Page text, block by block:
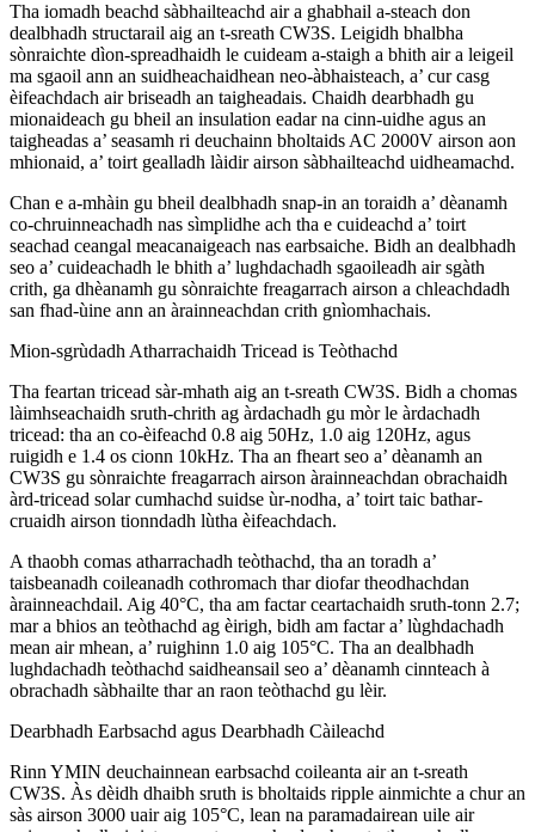
Tha iomadh beachd sàbhailteachd air a ghabhail a-steach don
dealbhadh structarail aig an t-sreath CW3S. Leigidh bhalbha
sònraichte dìon-spreadhaidh le cuideam a-staigh a bhith air a leigeil
ma sgaoil ann an suidheachaidhean neo-àbhaisteach, a’ cur casg
èifeachdach air briseadh an taigheadais. Chaidh dearbhadh gu
mionaideach gu bheil an insulation eadar na cinn-uidhe agus an
taigheadas a’ seasamh ri deuchainn bholtaids AC 2000V airson aon
mhionaid, a’ toirt gealladh làidir airson sàbhailteachd uidheamachd.
Chan e a-mhàin gu bheil dealbhadh snap-in an toraidh a’ dèanamh
co-chruinneachadh nas sìmplidhe ach tha e cuideachd a’ toirt
seachad ceangal meacanaigeach nas earbsaiche. Bidh an dealbhadh
seo a’ cuideachadh le bhith a’ lughdachadh sgaoileadh air sgàth
crith, ga dhèanamh gu sònraichte freagarrach airson a chleachdadh
san fhad-ùine ann an àrainneachdan crith gnìomhachais.
Mion-sgrùdadh Atharrachaidh Tricead is Teòthachd
Tha feartan tricead sàr-mhath aig an t-sreath CW3S. Bidh a chomas
làimhseachaidh sruth-chrith ag àrdachadh gu mòr le àrdachadh
tricead: tha an co-èifeachd 0.8 aig 50Hz, 1.0 aig 120Hz, agus
ruigidh e 1.4 os cionn 10kHz. Tha an fheart seo a’ dèanamh an
CW3S gu sònraichte freagarrach airson àrainneachdan obrachaidh
àrd-tricead solar cumhachd suidse ùr-nodha, a’ toirt taic bathar-
cruaidh airson tionndadh lùtha èifeachdach.
A thaobh comas atharrachadh teòthachd, tha an toradh a’
taisbeanadh coileanadh cothromach thar diofar theodhachdan
àrainneachdail. Aig 40°C, tha am factar ceartachaidh sruth-tonn 2.7;
mar a bhios an teòthachd ag èirigh, bidh am factar a’ lùghdachadh
mean air mhean, a’ ruighinn 1.0 aig 105°C. Tha an dealbhadh
lughdachadh teòthachd saidheansail seo a’ dèanamh cinnteach à
obrachadh sàbhailte thar an raon teòthachd gu lèir.
Dearbhadh Earbsachd agus Dearbhadh Càileachd
Rinn YMIN deuchainnean earbsachd coileanta air an t-sreath
CW3S. Às dèidh dhaibh sruth is bholtaids ripple ainmichte a chur an
sàs airson 3000 uair aig 105°C, lean na paramadairean uile air